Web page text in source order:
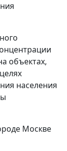
объектах,
населения
Москве